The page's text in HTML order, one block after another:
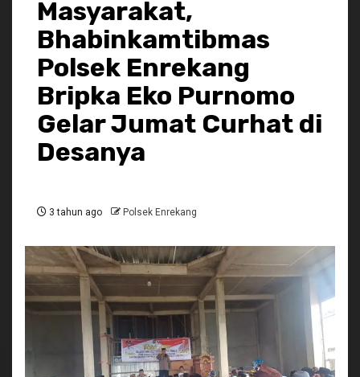
Masyarakat,
Bhabinkamtibmas
Polsek Enrekang
Bripka Eko Purnomo
Gelar Jumat Curhat di
Desanya
3 tahun ago Polsek Enrekang